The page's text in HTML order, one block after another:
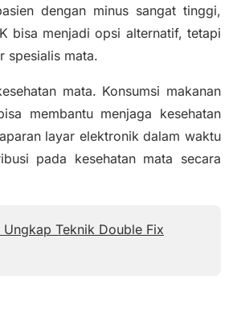
dengan minus sangat tinggi,
bisa menjadi opsi alternatif, tetapi
spesialis mata.
mata. Konsumsi makanan
membantu menjaga kesehatan
layar elektronik dalam waktu
pada kesehatan mata secara
Teknik Double Fix